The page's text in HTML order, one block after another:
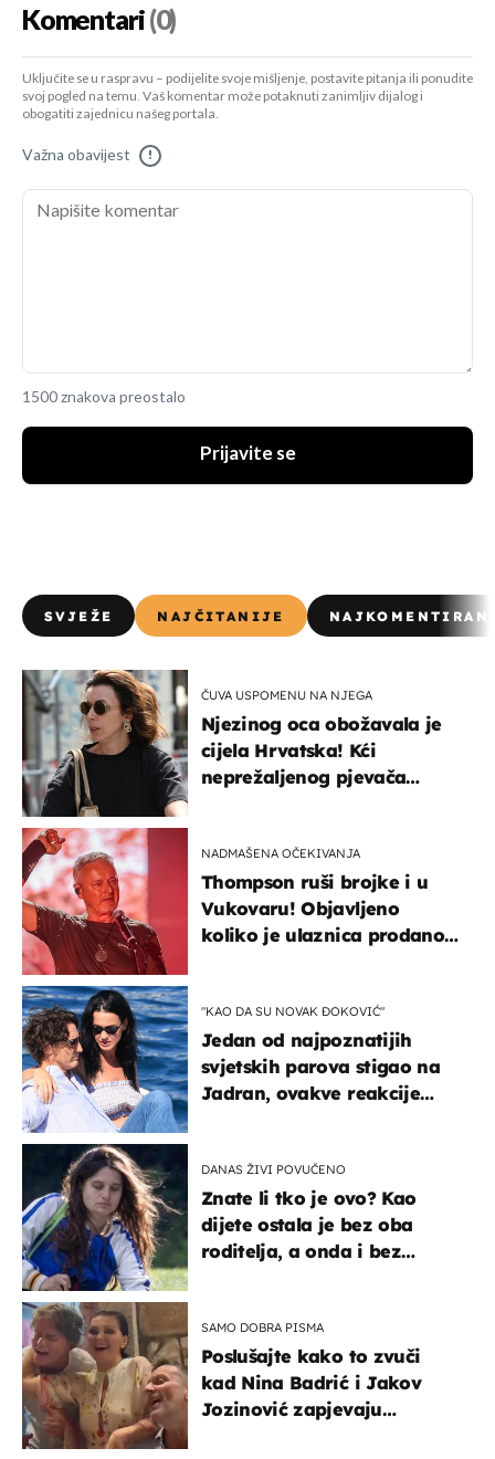
Komentari(0)
Uključite se u raspravu – podijelite svoje mišljenje, postavite pitanja ili ponudite
svoj pogled na temu. Vaš komentar može potaknuti zanimljiv dijalog i
obogatiti zajednicu našeg portala.
Važna obavijest !
1500 znakova preostalo
Prijavite se
SVJEŽE NAJČITANIJE
ČUVA USPOMENU NA NJEGA
Njezinog oca obožavala je
cijela Hrvatska! Kći
neprežaljenog pjevača
NADMAŠENA OČEKIVANJA
Thompson ruši brojke i u
Vukovaru! Objavljeno
koliko je ulaznica prodano
"KAO DA SU NOVAK ĐOKOVIĆ"
Jedan od najpoznatijih
svjetskih parova stigao na
Jadran, ovakve reakcije
DANAS ŽIVI POVUČENO
Znate li tko je ovo? Kao
dijete ostala je bez oba
roditelja, a onda i bez
SAMO DOBRA PISMA
Poslušajte kako to zvuči
kad Nina Badrić i Jakov
Jozinović zapjevaju